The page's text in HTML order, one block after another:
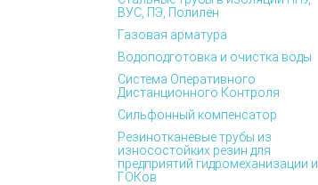
ВУС, ПЭ, Полилен
Газовая арматура
Водоподготовка и очистка воды
Система Оперативного
Дистанционного Контроля
Сильфонный компенсатор
Резинотканевые трубы из
износостойких резин для
предприятий гидромеханизации и
ГОКов